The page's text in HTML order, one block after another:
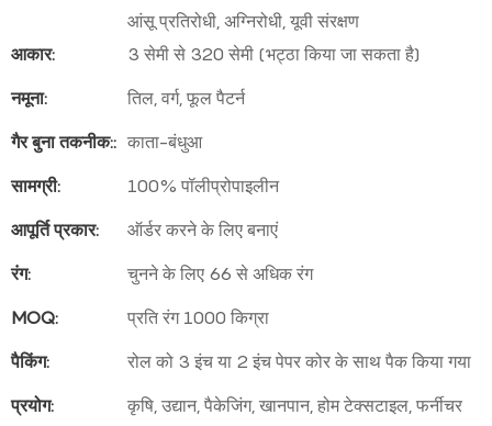
आंसू प्रतिरोधी, अग्निरोधी, यूवी संरक्षण
आकार:
3 सेमी से 320 सेमी (भट्ठा किया जा सकता है)
नमूना:
तिल, वर्ग, फूल पैटर्न
गैर बुना तकनीक:: काता-बंधुआ
सामग्री:
100% पॉलीप्रोपाइलीन
आपूर्ति प्रकार:
ऑर्डर करने के लिए बनाएं
रंग:
चुनने के लिए 66 से अधिक रंग
MOQ:
प्रति रंग 1000 किग्रा
पैकिंग:
रोल को 3 इंच या 2 इंच पेपर कोर के साथ पैक किया गया
प्रयोग:
कृषि, उद्यान, पैकेजिंग, खानपान, होम टेक्सटाइल, फर्नीचर